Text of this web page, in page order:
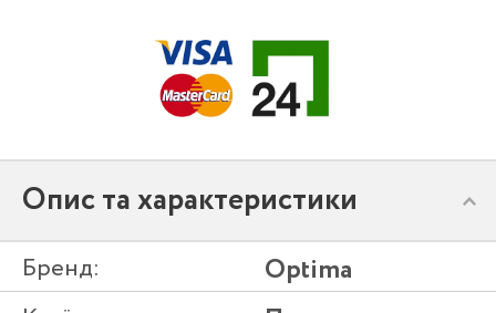
Опис та характеристики
Бренд: Optima